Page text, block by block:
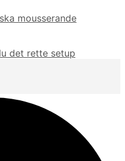
mousserande
det rette setup